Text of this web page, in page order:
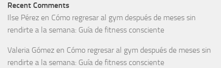
Recent Comments
Ilse Pérez en Cómo regresar al gym después de meses sin
rendirte a la semana: Guía de fitness consciente
Valeria Gómez en Cómo regresar al gym después de meses sin
rendirte a la semana: Guía de fitness consciente